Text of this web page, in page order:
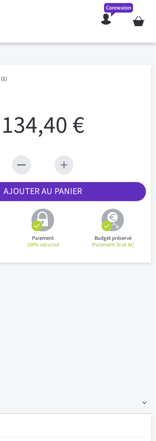
Mon
Connexion
(1)
134,40 €
AJOUTER AU PANIER
Paiement
100% sécurisé
Budget préservé
(Paiement 3x et 4x)